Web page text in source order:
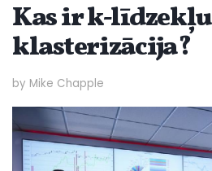
Kas ir k-līdzekļu
klasterizācija?
by Mike Chapple